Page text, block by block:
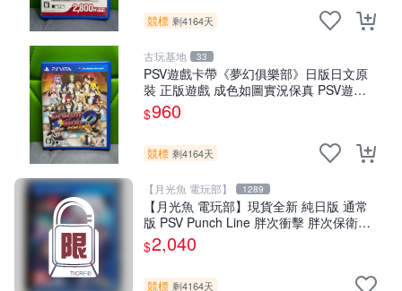
競標 剩4164天
古玩基地 33
PSV遊戲卡帶《夢幻俱樂部》日版日文原
裝 正版遊戲 成色如圖實況保真 PSV遊戲
日版 PS 測試無誤 美品保證
$960
競標 剩4164天
【月光魚 電玩部】 1289
【月光魚 電玩部】現貨全新 純日版 通常
版 PSV Punch Line 胖次衝擊 胖次保衛陣
線 普通版 純日版
$2,040
競標 剩4164天